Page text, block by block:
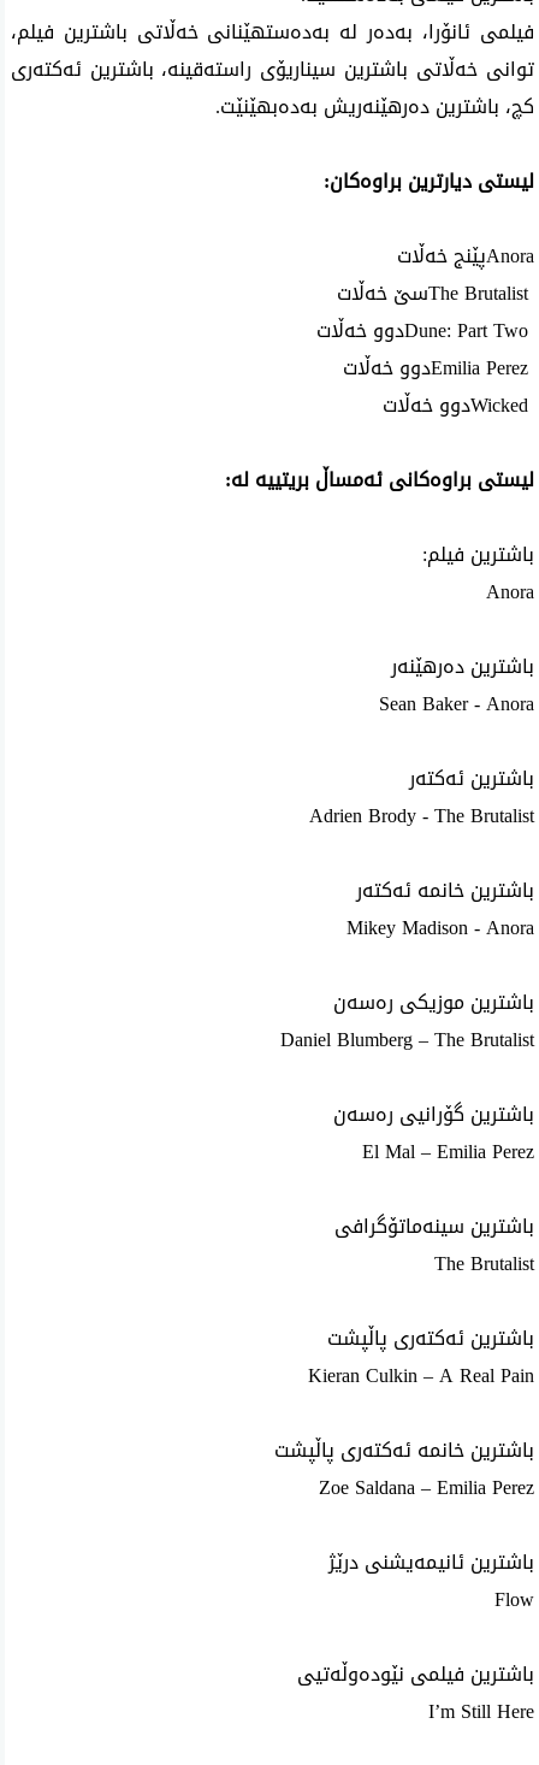
فیلمی ئانۆرا، بەدەر لە بەدەستهێنانی خەڵاتی باشترین فیلم،
توانی خەڵاتی باشترین سیناریۆی راستەقینە، باشترین ئەکتەری
کچ، باشترین دەرهێنەریش بەدەبهێنێت.
لیستی دیارترین براوەکان:
Anoraپێنج خەڵات
The Brutalistسێ خەڵات
Dune: Part Twoدوو خەڵات
Emilia Perezدوو خەڵات
Wickedدوو خەڵات
لیستی براوەکانی ئەمساڵ بریتییە لە:
باشترین فیلم:
Anora
باشترین دەرهێنەر
Sean Baker - Anora
باشترین ئەکتەر
Adrien Brody - The Brutalist
باشترین خانمە ئەکتەر
Mikey Madison - Anora
باشترین موزیکی رەسەن
Daniel Blumberg – The Brutalist
باشترین گۆرانیی رەسەن
El Mal – Emilia Perez
باشترین سینەماتۆگرافی
The Brutalist
باشترین ئەکتەری پاڵپشت
Kieran Culkin – A Real Pain
باشترین خانمە ئەکتەری پاڵپشت
Zoe Saldana – Emilia Perez
باشترین ئانیمەیشنی درێژ
Flow
باشترین فیلمی نێودەوڵەتیی
I’m Still Here